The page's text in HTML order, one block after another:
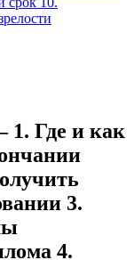
1. Где и как
3.
4.